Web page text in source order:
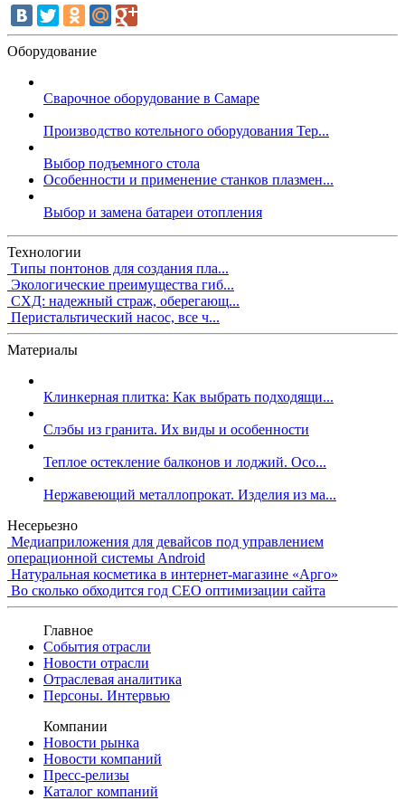
Оборудование
Сварочное оборудование в Самаре
Производство котельного оборудования Тер...
Выбор подъемного стола
Особенности и применение станков плазмен...
Выбор и замена батареи отопления
Технологии
Типы понтонов для создания пла...
Экологические преимущества гиб...
СХД: надежный страж, оберегающ...
Перистальтический насос, все ч...
Материалы
Клинкерная плитка: Как выбрать подходящи...
Слэбы из гранита. Их виды и особенности
Теплое остекление балконов и лоджий. Осо...
Нержавеющий металлопрокат. Изделия из ма...
Несерьезно
Медиаприложения для девайсов под управлением
операционной системы Android
Натуральная косметика в интернет-магазине «Арго»
Во сколько обходится год СЕО оптимизации сайта
Главное
События отрасли
Новости отрасли
Отраслевая аналитика
Персоны. Интервью
Компании
Новости рынка
Новости компаний
Пресс-релизы
Каталог компаний